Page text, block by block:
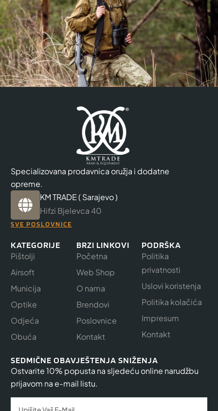
Specializovana prodavnica oružja i dodatne
opreme.
KM TRADE ( Sarajevo )
Hifzi Bjelevca 40
SVE POSLOVNICE
KATEGORIJE
Pištolji
Airsoft
Municija
Optike
Odjeća
Obuća
BRZI LINKOVI
Početna
Web Shop
O nama
Brendovi
Poslovnice
Kontakt
PODRŠKA
Politika
privatnosti
Uslovi koristenja
Politika kolačića
Impresum
Kontakt
SEDMIČNE OBAVJEŠTENJA SNIŽENJA
Ostvarite 10% popusta na sljedeću online narudžbu
prijavom na e-mail listu.